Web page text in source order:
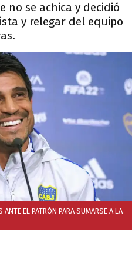
no se achica y decidió
y relegar del equipo
EL PATRÓN PARA SUMARSE A LA